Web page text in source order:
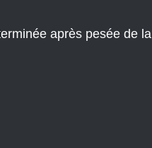
après pesée de la